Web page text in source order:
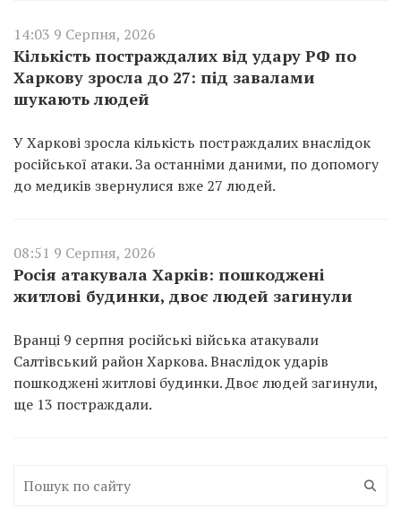
14:03 9 Серпня, 2026
Кількість постраждалих від удару РФ по
Харкову зросла до 27: під завалами
шукають людей
У Харкові зросла кількість постраждалих внаслідок
російської атаки. За останніми даними, по допомогу
до медиків звернулися вже 27 людей.
08:51 9 Серпня, 2026
Росія атакувала Харків: пошкоджені
житлові будинки, двоє людей загинули
Вранці 9 серпня російські війська атакували
Салтівський район Харкова. Внаслідок ударів
пошкоджені житлові будинки. Двоє людей загинули,
ще 13 постраждали.